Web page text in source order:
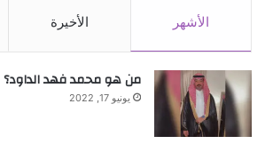
الأشهر الأخيرة
من هو محمد فهد الداود؟
يونيو 17, 2022